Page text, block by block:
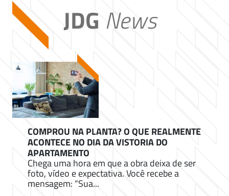
JDG News
COMPROU NA PLANTA? O QUE REALMENTE
ACONTECE NO DIA DA VISTORIA DO
APARTAMENTO
Chega uma hora em que a obra deixa de ser
foto, vídeo e expectativa. Você recebe a
mensagem: “Sua...